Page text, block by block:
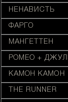
НЕНАВИСТЬ
ФАРҐО
МАНГЕТТЕН
РОМЕО +
КАМОН КАМОН
THE RUNNER